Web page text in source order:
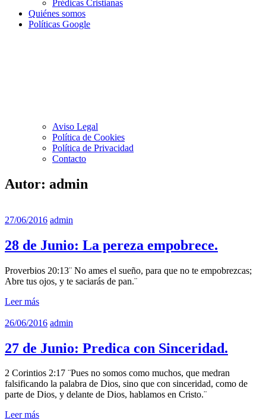
Prédicas Cristianas
Quiénes somos
Políticas Google
Aviso Legal
Política de Cookies
Política de Privacidad
Contacto
Autor: admin
27/06/2016 admin
28 de Junio: La pereza empobrece.
Proverbios 20:13¨ No ames el sueño, para que no te empobrezcas;
Abre tus ojos, y te saciarás de pan.¨
Leer más
26/06/2016 admin
27 de Junio: Predica con Sinceridad.
2 Corintios 2:17 ¨Pues no somos como muchos, que medran
falsificando la palabra de Dios, sino que con sinceridad, como de
parte de Dios, y delante de Dios, hablamos en Cristo.¨
Leer más